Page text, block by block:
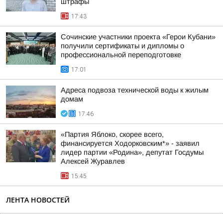
17:43
Сочинские участники проекта «Герои Кубани»
получили сертификаты и дипломы о
профессиональной переподготовке
17:01
Адреса подвоза технической воды к жилым
домам
17:46
«Партия Яблоко, скорее всего,
финансируется Ходорковским*» - заявил
лидер партии «Родина», депутат Госдумы
Алексей Журавлев
15:45
ЛЕНТА НОВОСТЕЙ